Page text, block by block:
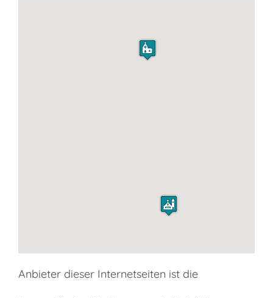
Anbieter dieser Internetseiten ist die